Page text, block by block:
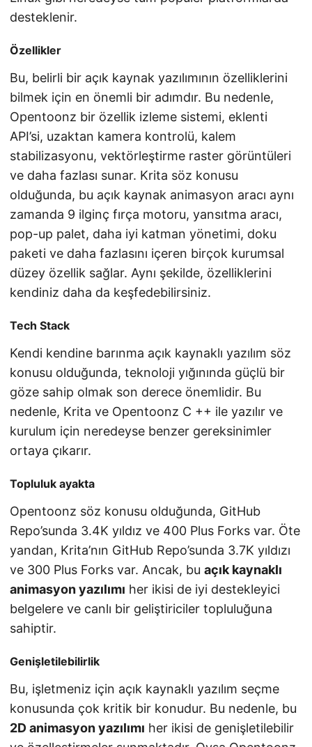
desteklenir.
Özellikler
Bu, belirli bir açık kaynak yazılımının özelliklerini
bilmek için en önemli bir adımdır. Bu nedenle,
Opentoonz bir özellik izleme sistemi, eklenti
API’si, uzaktan kamera kontrolü, kalem
stabilizasyonu, vektörleştirme raster görüntüleri
ve daha fazlası sunar. Krita söz konusu
olduğunda, bu açık kaynak animasyon aracı aynı
zamanda 9 ilginç fırça motoru, yansıtma aracı,
pop-up palet, daha iyi katman yönetimi, doku
paketi ve daha fazlasını içeren birçok kurumsal
düzey özellik sağlar. Aynı şekilde, özelliklerini
kendiniz daha da keşfedebilirsiniz.
Tech Stack
Kendi kendine barınma açık kaynaklı yazılım söz
konusu olduğunda, teknoloji yığınında güçlü bir
göze sahip olmak son derece önemlidir. Bu
nedenle, Krita ve Opentoonz C ++ ile yazılır ve
kurulum için neredeyse benzer gereksinimler
ortaya çıkarır.
Topluluk ayakta
Opentoonz söz konusu olduğunda, GitHub
Repo’sunda 3.4K yıldız ve 400 Plus Forks var. Öte
yandan, Krita’nın GitHub Repo’sunda 3.7K yıldızı
ve 300 Plus Forks var. Ancak, bu açık kaynaklı
animasyon yazılımı her ikisi de iyi destekleyici
belgelere ve canlı bir geliştiriciler topluluğuna
sahiptir.
Genişletilebilirlik
Bu, işletmeniz için açık kaynaklı yazılım seçme
konusunda çok kritik bir konudur. Bu nedenle, bu
2D animasyon yazılımı her ikisi de genişletilebilir